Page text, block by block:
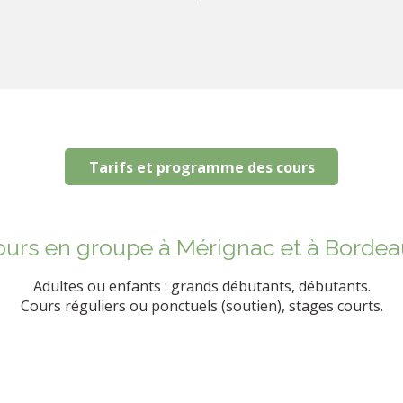
Tarifs et programme des cours
en groupe à Mérignac et à
​Adultes ou enfants : grands débutants, débutants.
Cours réguliers ou ponctuels (soutien), stages courts.​